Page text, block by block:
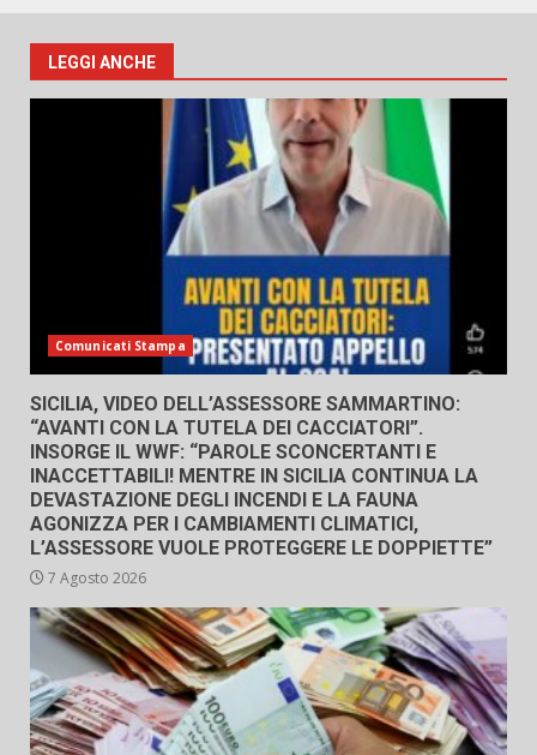
LEGGI ANCHE
Comunicati Stampa
SICILIA, VIDEO DELL’ASSESSORE SAMMARTINO:
“AVANTI CON LA TUTELA DEI CACCIATORI”.
INSORGE IL WWF: “PAROLE SCONCERTANTI E
INACCETTABILI! MENTRE IN SICILIA CONTINUA LA
DEVASTAZIONE DEGLI INCENDI E LA FAUNA
AGONIZZA PER I CAMBIAMENTI CLIMATICI,
L’ASSESSORE VUOLE PROTEGGERE LE DOPPIETTE”
7 Agosto 2026